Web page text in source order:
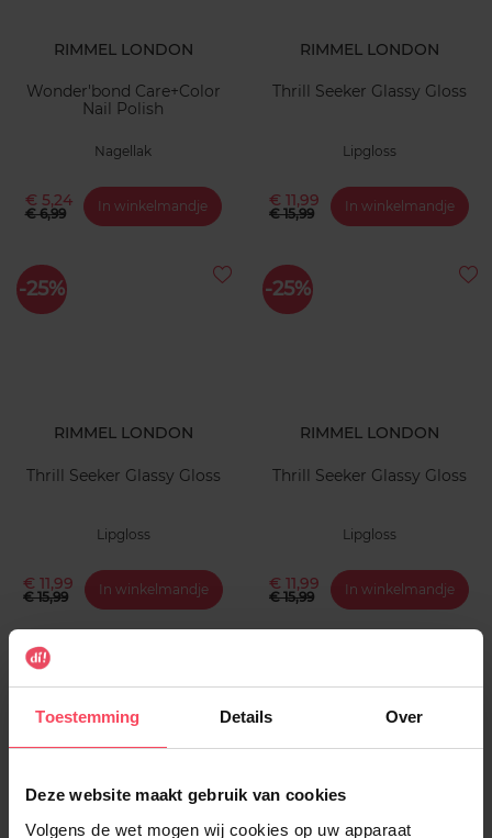
Toestemming Details Over
Deze website maakt gebruik van cookies
Volgens de wet mogen wij cookies op uw apparaat
RIMMEL LONDON
Wonder'bond Care+Color
Nail Polish
Nagellak
€ 5,24
€ 6,99 In winkelmandje
RIMMEL LONDON
Thrill Seeker Glassy Gloss
Lipgloss
€ 11,99
€ 15,99 In winkelmandje
-25%
RIMMEL LONDON
Thrill Seeker Glassy Gloss
Lipgloss
€ 11,99
€ 15,99 In winkelmandje
-25%
RIMMEL LONDON
Thrill Seeker Glassy Gloss
Lipgloss
€ 11,99
€ 15,99 In winkelmandje
-25%